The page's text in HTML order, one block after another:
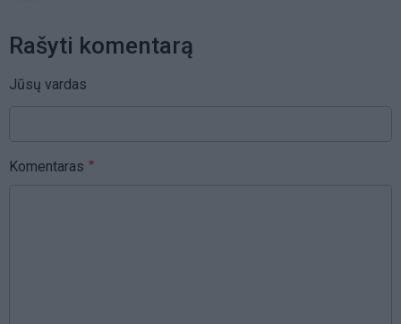
Rašyti komentarą
Jūsų vardas
Komentaras